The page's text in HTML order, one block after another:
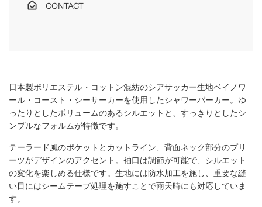
CONTACT
日本製ポリエステル・コットン混紡のシアサッカー生地ベイノワ
ール・コースト・シーサーカーを使用したシャワーパーカー。ゆ
ったりとしたボリュームのあるシルエットと、すっきりとしたシ
ンプルなフォルムが特徴です。
テーラード風のポケットとカットライン、背面ネック部分のプリ
ーツがデザインのアクセント。袖口は調節が可能で、シルエット
の変化を楽しめる仕様です。生地には防水加工を施し、重要な縫
い目にはシームテープ処理を施すことで雨天時にも対応していま
す。